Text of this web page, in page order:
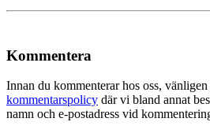
Kommentera
Innan du kommenterar hos oss,
kommentarspolicy där vi bland annat
namn och e-postadress vid